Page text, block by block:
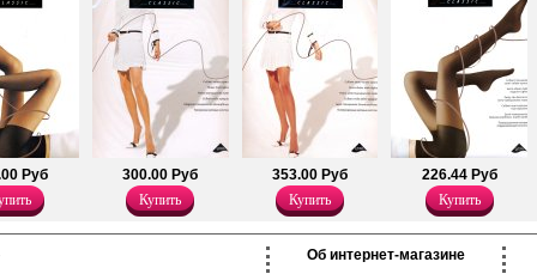
Руб
300.00 Руб
Купить
353.00 Руб
Купить
226.44 Руб
Купить
Об интернет-магазине